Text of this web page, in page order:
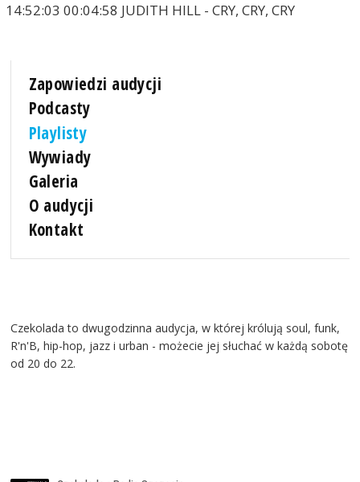
14:52:03 00:04:58 JUDITH HILL - CRY, CRY, CRY
Zapowiedzi audycji
Podcasty
Playlisty
Wywiady
Galeria
O audycji
Kontakt
Czekolada to dwugodzinna audycja, w której królują soul, funk,
R'n'B, hip-hop, jazz i urban - możecie jej słuchać w każdą sobotę
od 20 do 22.